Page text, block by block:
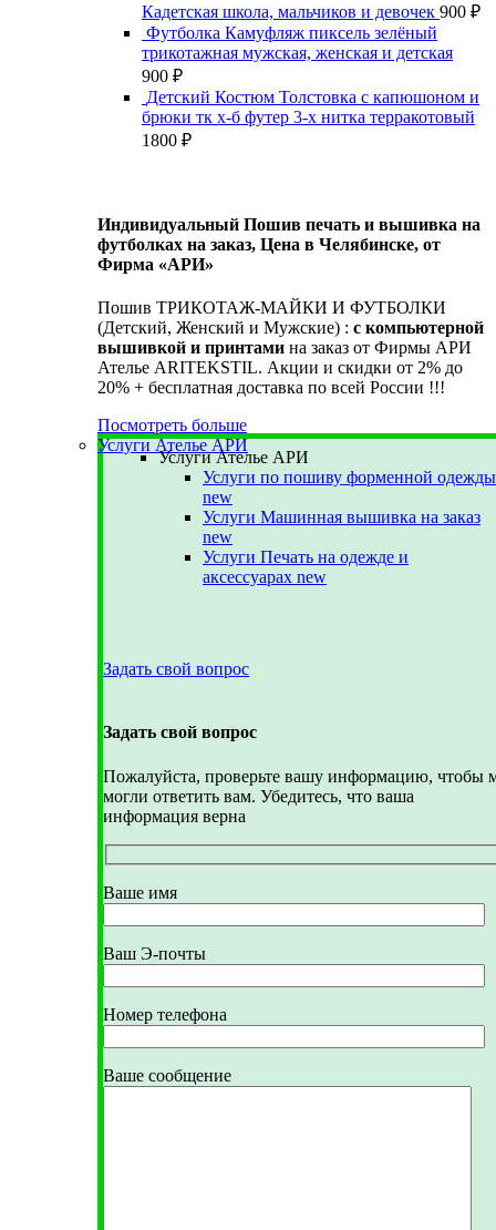
Кадетская школа, мальчиков и девочек 900 ₽
Футболка Камуфляж пиксель зелёный
трикотажная мужская, женская и детская
900 ₽
Детский Костюм Толстовка с капюшоном и
брюки тк х-б футер 3-х нитка терракотовый
1800 ₽
Индивидуальный Пошив печать и вышивка на
футболках на заказ, Цена в Челябинске, от
Фирма «АРИ»
Пошив ТРИКОТАЖ-МАЙКИ И ФУТБОЛКИ
(Детский, Женский и Мужские) : с компьютерной
вышивкой и принтами на заказ от Фирмы АРИ
Ателье ARITEKSTIL. Акции и скидки от 2% до
20% + бесплатная доставка по всей России !!!
Посмотреть больше
Услуги Ателье АРИ
Услуги Ателье АРИ
Услуги по пошиву форменной одежды
new
Услуги Машинная вышивка на заказ
new
Услуги Печать на одежде и
аксессуарах new
Задать свой вопрос
Задать свой вопрос
Пожалуйста, проверьте вашу информацию, чтобы
могли ответить вам. Убедитесь, что ваша
информация верна
Ваше имя
Ваш Э-почты
Номер телефона
Ваше сообщение